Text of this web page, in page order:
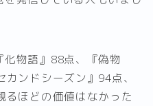
物語』88点、『偽物
ンドシーズン』94点、
るほどの価値はなかった